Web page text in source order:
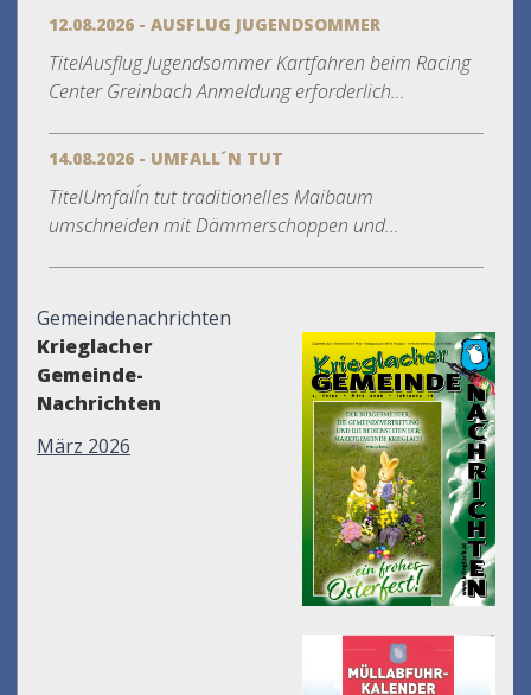
12.08.2026 - AUSFLUG JUGENDSOMMER
TitelAusflug Jugendsommer Kartfahren beim Racing
Center Greinbach Anmeldung erforderlich...
14.08.2026 - UMFALL´N TUT
TitelUmfall´n tut traditionelles Maibaum
umschneiden mit Dämmerschoppen und...
Gemeindenachrichten
Krieglacher
Gemeinde-
Nachrichten
März 2026